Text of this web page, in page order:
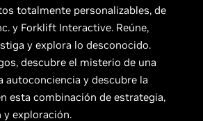
totalmente personalizables, de
y Forklift Interactive. Reúne,
y explora lo desconocido.
descubre el misterio de una
autoconciencia y descubre la
esta combinación de estrategia,
exploración.